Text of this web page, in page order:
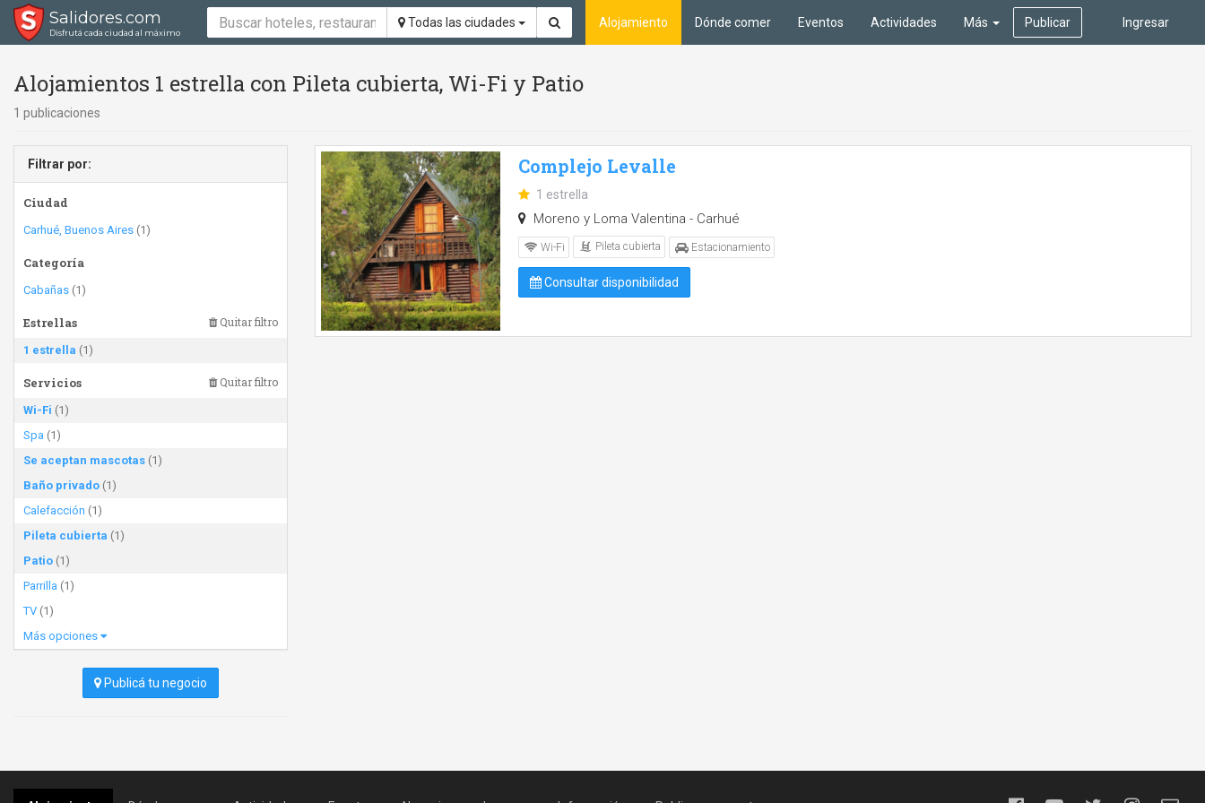
Salidores.com
Disfrutá cada ciudad al máximo
Todas las ciudades Ingresar
Alojamiento Dónde comer Eventos Actividades Más Publicar
Alojamientos 1 estrella con Pileta cubierta, Wi-Fi y Patio
1 publicaciones
Filtrar por:
Ciudad
Carhué, Buenos Aires (1)
Categoría
Cabañas (1)
Estrellas Quitar filtro
1 estrella (1)
Servicios Quitar filtro
Wi-Fi (1)
Spa (1)
Se aceptan mascotas (1)
Baño privado (1)
Calefacción (1)
Pileta cubierta (1)
Patio (1)
Parrilla (1)
TV (1)
Más opciones
Publicá tu negocio
Complejo Levalle
1 estrella
Moreno y Loma Valentina - Carhué
Wi-Fi Pileta cubierta Estacionamiento
Consultar disponibilidad